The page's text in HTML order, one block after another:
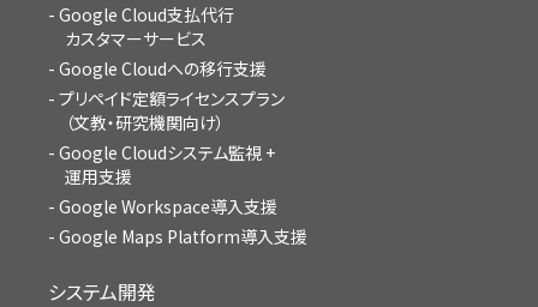
Google Cloud支払代行
カスタマーサービス
Google Cloudへの移行支援
プリペイド定額ライセンスプラン
（文教・研究機関向け）
Google Cloudシステム監視 +
運用支援
Google Workspace導入支援
Google Maps Platform導入支援
システム開発